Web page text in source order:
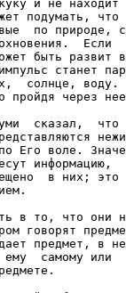
и не находит
подумать,
по природе,
Если
быть развит
станет
солнце, воду.
пройдя через
сказал,  что
Его воле.
информацию,
в них; это
в то, что они
говорят
предмет, в
самому или